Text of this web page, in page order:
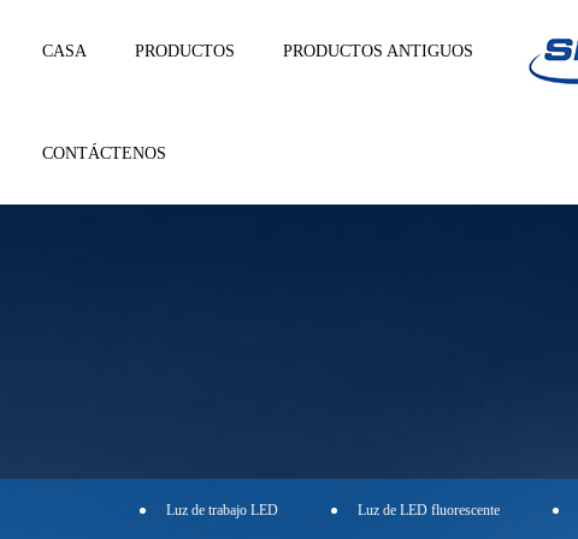
CASA PRODUCTOS PRODUCTOS ANTIGUOS
CONTÁCTENOS
Luz de trabajo LED Luz de LED fluorescente